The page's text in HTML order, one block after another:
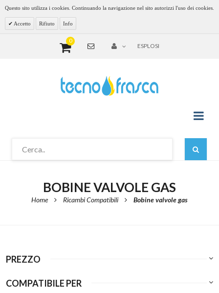
Questo sito utilizza i cookies. Continuando la navigazione nel sito autorizzi l'uso dei cookies.
Accetto Rifiuto Info
0
ESPLOSI
BOBINE VALVOLE GAS
Home Ricambi Compatibili Bobine valvole gas
PREZZO
COMPATIBILE PER